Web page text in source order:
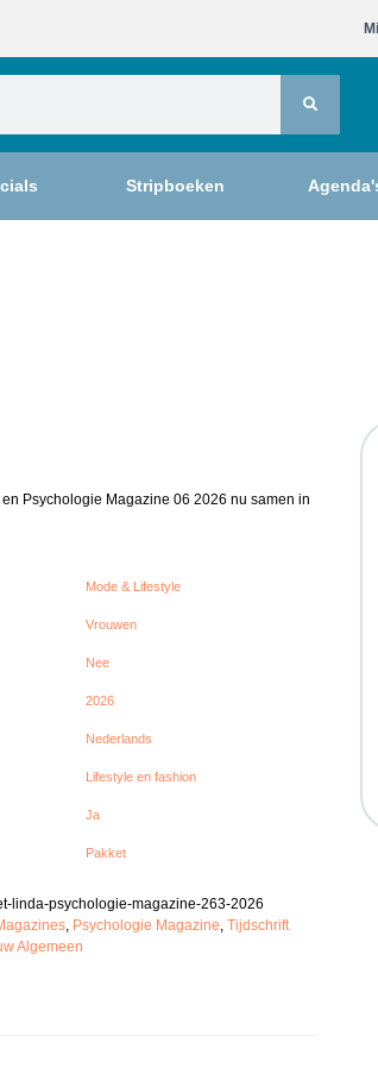
Stripboeken
Psychologie Magazine 06 2026 nu samen in
Mode & Lifestyle
Vrouwen
Nee
2026
Nederlands
Lifestyle en fashion
Ja
Pakket
linda-psychologie-magazine-263-2026
, Psychologie Magazine,Tijdschrift
Algemeen